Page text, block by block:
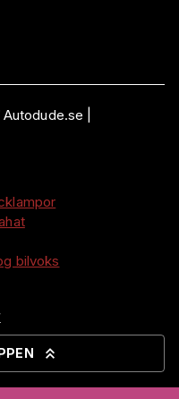
Autodude.se |
bilvoks